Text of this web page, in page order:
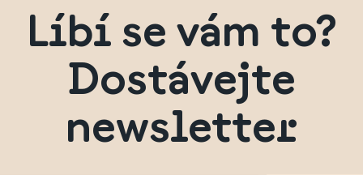
Líbí se vám to?
Dostávejte
newsletter